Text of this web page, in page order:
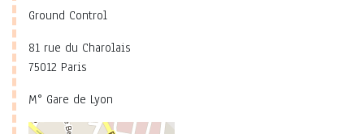
Ground Control
81 rue du Charolais
75012 Paris
M° Gare de Lyon